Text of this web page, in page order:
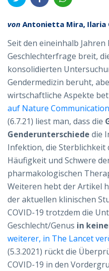
von Antonietta Mira, Ilaria
Seit den eineinhalb Jahren
Geschlechterfrage breit,
konsolidierten
Gendermedizin beruht,
wirtschaftliche Aspekte
auf Nature
(6.7.21) liest man, dass die
Genderunterschiede die
Infektion, die Sterblichkeit
Häufigkeit und Schwere
pharmakologischen
Weiteren hebt der Artikel
der aktuellen klinischen
COVID-19 trotzdem die
Geschlecht/Genus in
weiterer, in The Lancet
(5.3.2021) rückt die
COVID-19 in den